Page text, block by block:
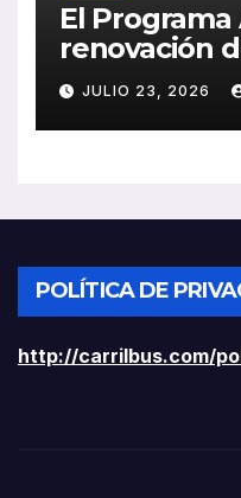
El
renovación
ayudas a
ligeros
JULIO 23, 2026
POLÍTICA DE
http://carrilbus.com/